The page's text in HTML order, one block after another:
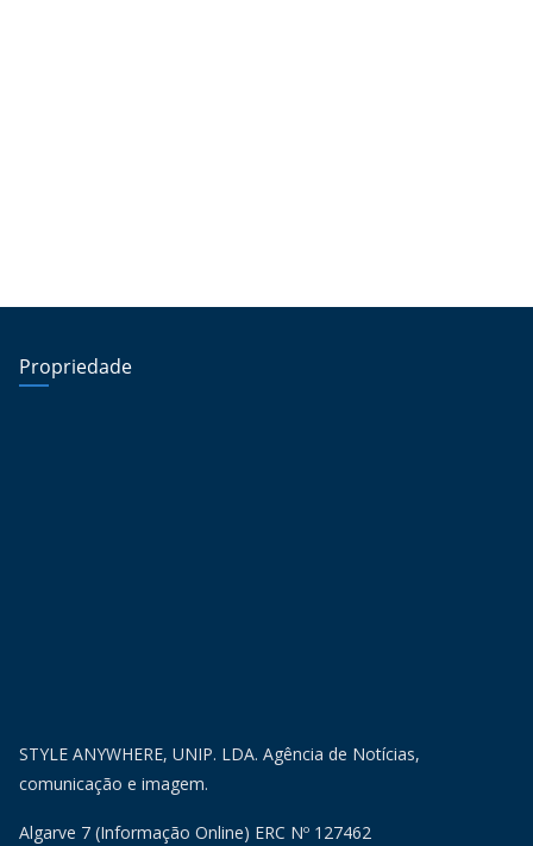
Propriedade
STYLE ANYWHERE, UNIP. LDA. Agência de Notícias,
comunicação e imagem.
Algarve 7 (Informação Online) ERC Nº 127462